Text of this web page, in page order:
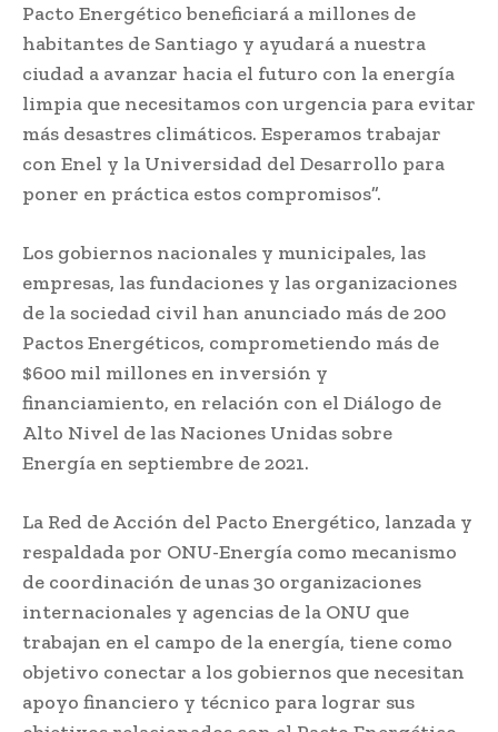
Pacto Energético beneficiará a millones de
habitantes de Santiago y ayudará a nuestra
ciudad a avanzar hacia el futuro con la energía
limpia que necesitamos con urgencia para evitar
más desastres climáticos. Esperamos trabajar
con Enel y la Universidad del Desarrollo para
poner en práctica estos compromisos”.
Los gobiernos nacionales y municipales, las
empresas, las fundaciones y las organizaciones
de la sociedad civil han anunciado más de 200
Pactos Energéticos, comprometiendo más de
$600 mil millones en inversión y
financiamiento, en relación con el Diálogo de
Alto Nivel de las Naciones Unidas sobre
Energía en septiembre de 2021.
La Red de Acción del Pacto Energético, lanzada y
respaldada por ONU-Energía como mecanismo
de coordinación de unas 30 organizaciones
internacionales y agencias de la ONU que
trabajan en el campo de la energía, tiene como
objetivo conectar a los gobiernos que necesitan
apoyo financiero y técnico para lograr sus